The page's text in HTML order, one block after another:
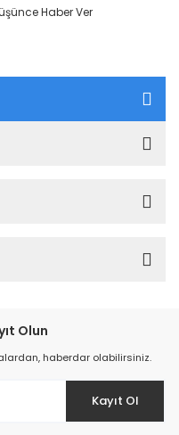
Haber Ver
Olun
haberdar olabilirsiniz.
Kayıt Ol